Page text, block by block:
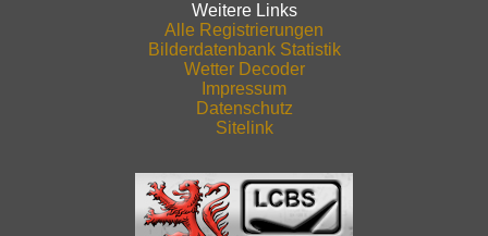
Weitere Links
Alle Registrierungen
Bilderdatenbank Statistik
Wetter Decoder
Impressum
Datenschutz
Sitelink